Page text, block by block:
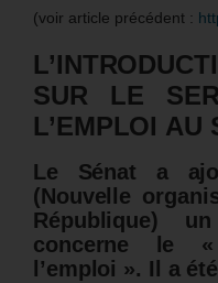
(voir article précédent :
SUR LE
L’EMPLOI AU
Le Sénat a
(Nouvelle
République)
concerne le
l’emploi ». Il a